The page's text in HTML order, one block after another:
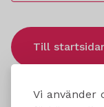
Vi använder
Till